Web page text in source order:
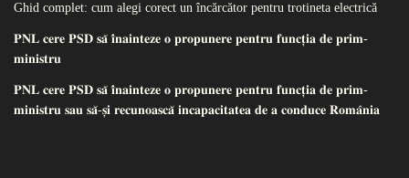
Ghid complet: cum alegi corect un încărcător pentru trotineta electrică
𝐏𝐍𝐋 𝐜𝐞𝐫𝐞 𝐏𝐒𝐃 𝐬𝐚̆ 𝐢̂𝐧𝐚𝐢𝐧𝐭𝐞𝐳𝐞 𝐨 𝐩𝐫𝐨𝐩𝐮𝐧𝐞𝐫𝐞 𝐩𝐞𝐧𝐭𝐫𝐮 𝐟𝐮𝐧𝐜𝐭̦𝐢𝐚 𝐝𝐞 𝐩𝐫𝐢𝐦-
𝐦𝐢𝐧𝐢𝐬𝐭𝐫𝐮
𝐏𝐍𝐋 𝐜𝐞𝐫𝐞 𝐏𝐒𝐃 𝐬𝐚̆ 𝐢̂𝐧𝐚𝐢𝐧𝐭𝐞𝐳𝐞 𝐨 𝐩𝐫𝐨𝐩𝐮𝐧𝐞𝐫𝐞 𝐩𝐞𝐧𝐭𝐫𝐮 𝐟𝐮𝐧𝐜𝐭̦𝐢𝐚 𝐝𝐞 𝐩𝐫𝐢𝐦-
𝐦𝐢𝐧𝐢𝐬𝐭𝐫𝐮 𝐬𝐚𝐮 𝐬𝐚̆-𝐬̦𝐢 𝐫𝐞𝐜𝐮𝐧𝐨𝐚𝐬𝐜𝐚̆ 𝐢𝐧𝐜𝐚𝐩𝐚𝐜𝐢𝐭𝐚𝐭𝐞𝐚 𝐝𝐞 𝐚 𝐜𝐨𝐧𝐝𝐮𝐜𝐞 𝐑𝐨𝐦𝐚̂𝐧𝐢𝐚